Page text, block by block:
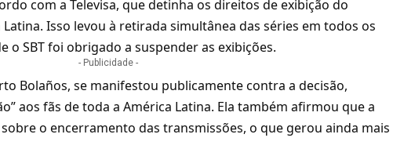
com a Televisa, que detinha os direitos de exibição do
Isso levou à retirada simultânea das séries em todos os
o SBT foi obrigado a suspender as exibições.
- Publicidade -
Bolaños, se manifestou publicamente contra a decisão,
aos fãs de toda a América Latina. Ela também afirmou que a
o encerramento das transmissões, o que gerou ainda mais